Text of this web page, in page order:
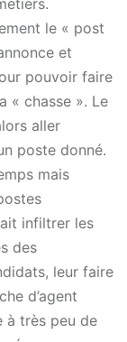
le « post
et
pouvoir faire
« chasse ». Le
aller
poste donné.
mais
infiltrer les
des
leur faire
d’agent
à très peu de